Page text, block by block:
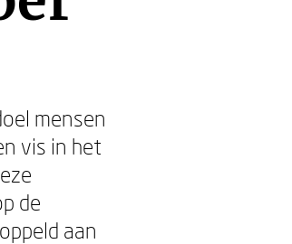
mensen
vis in het
de
aan